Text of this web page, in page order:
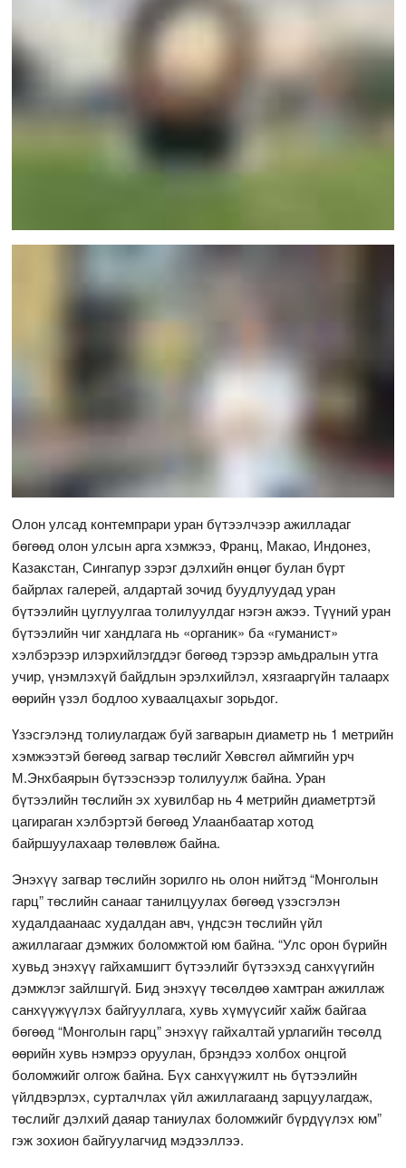
Олон улсад контемпрари уран бүтээлчээр ажилладаг
бөгөөд олон улсын арга хэмжээ, Франц, Макао, Индонез,
Казакстан, Сингапур зэрэг дэлхийн өнцөг булан бүрт
байрлах галерей, алдартай зочид буудлуудад уран
бүтээлийн цуглуулгаа толилуулдаг нэгэн ажээ. Түүний уран
бүтээлийн чиг хандлага нь «органик» ба «гуманист»
хэлбэрээр илэрхийлэгддэг бөгөөд тэрээр амьдралын утга
учир, үнэмлэхүй байдлын эрэлхийлэл, хязгааргүйн талаарх
өөрийн үзэл бодлоо хуваалцахыг зорьдог.
Үзэсгэлэнд толиулагдаж буй загварын диаметр нь 1 метрийн
хэмжээтэй бөгөөд загвар төслийг Хөвсгөл аймгийн урч
М.Энхбаярын бүтээснээр толилуулж байна. Уран
бүтээлийн төслийн эх хувилбар нь 4 метрийн диаметртэй
цагираган хэлбэртэй бөгөөд Улаанбаатар хотод
байршуулахаар төлөвлөж байна.
Энэхүү загвар төслийн зорилго нь олон нийтэд “Монголын
гарц” төслийн санааг танилцуулах бөгөөд үзэсгэлэн
худалдаанаас худалдан авч, үндсэн төслийн үйл
ажиллагааг дэмжих боломжтой юм байна. “Улс орон бүрийн
хувьд энэхүү гайхамшигт бүтээлийг бүтээхэд санхүүгийн
дэмжлэг зайлшгүй. Бид энэхүү төсөлдөө хамтран ажиллаж
санхүүжүүлэх байгууллага, хувь хүмүүсийг хайж байгаа
бөгөөд “Монголын гарц” энэхүү гайхалтай урлагийн төсөлд
өөрийн хувь нэмрээ оруулан, брэндээ холбох онцгой
боломжийг олгож байна. Бүх санхүүжилт нь бүтээлийн
үйлдвэрлэх, сурталчлах үйл ажиллагаанд зарцуулагдаж,
төслийг дэлхий даяар таниулах боломжийг бүрдүүлэх юм”
гэж зохион байгуулагчид мэдээллээ.